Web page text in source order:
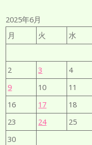
2025年6月
月
火 水
2
3 4
9
10 11
16
17 18
23
24 25
30